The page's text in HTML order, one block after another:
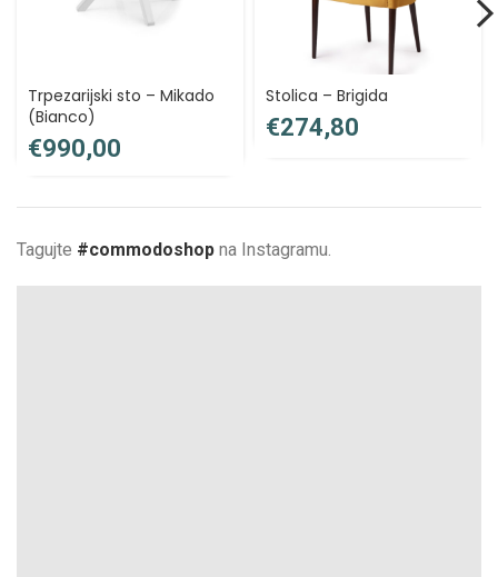
Trpezarijski sto – Mikado
(Bianco)
€
Stolica – Brigida
€
Tagujte #commodoshop na Instagramu.